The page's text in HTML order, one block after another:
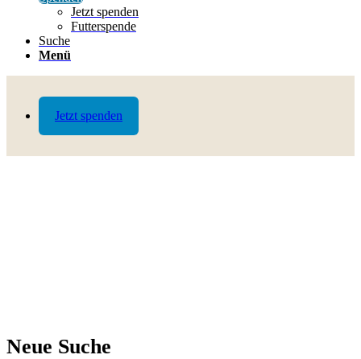
Jetzt spenden
Jetzt spenden
Futterspende
Suche
Menü
Neue Suche